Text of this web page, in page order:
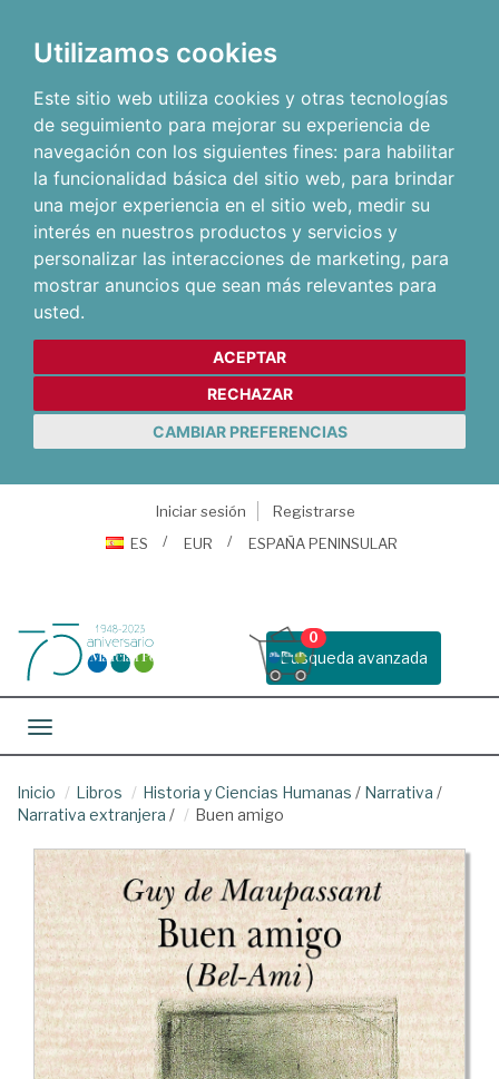
Utilizamos cookies
Este sitio web utiliza cookies y otras tecnologías
de seguimiento para mejorar su experiencia de
navegación con los siguientes fines: para habilitar
la funcionalidad básica del sitio web, para brindar
una mejor experiencia en el sitio web, medir su
interés en nuestros productos y servicios y
personalizar las interacciones de marketing, para
mostrar anuncios que sean más relevantes para
usted.
ACEPTAR
RECHAZAR
CAMBIAR PREFERENCIAS
Iniciar sesión
Registrarse
ES
EUR ESPAÑA PENINSULAR
Busqueda avanzada
0
Toggle navigation
Inicio Libros Historia y Ciencias Humanas / Narrativa /
Narrativa extranjera / Buen amigo